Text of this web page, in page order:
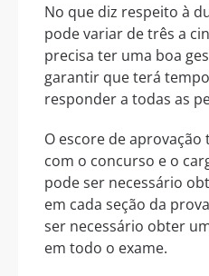
No que diz respeito à
pode variar de três a
precisa ter uma boa
garantir que terá
responder a todas as
O escore de
com o concurso e o
pode ser necessário
em cada seção da
ser necessário obter
em todo o exame.